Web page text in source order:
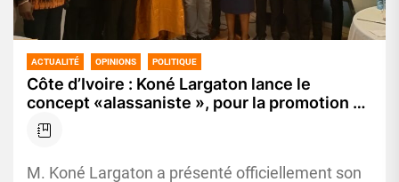
ACTUALITÉ OPINIONS POLITIQUE
Côte d’Ivoire : Koné Largaton lance le
concept «alassaniste », pour la promotion de
la philosophie d’Alassane Ouattara
M. Koné Largaton a présenté officiellement son